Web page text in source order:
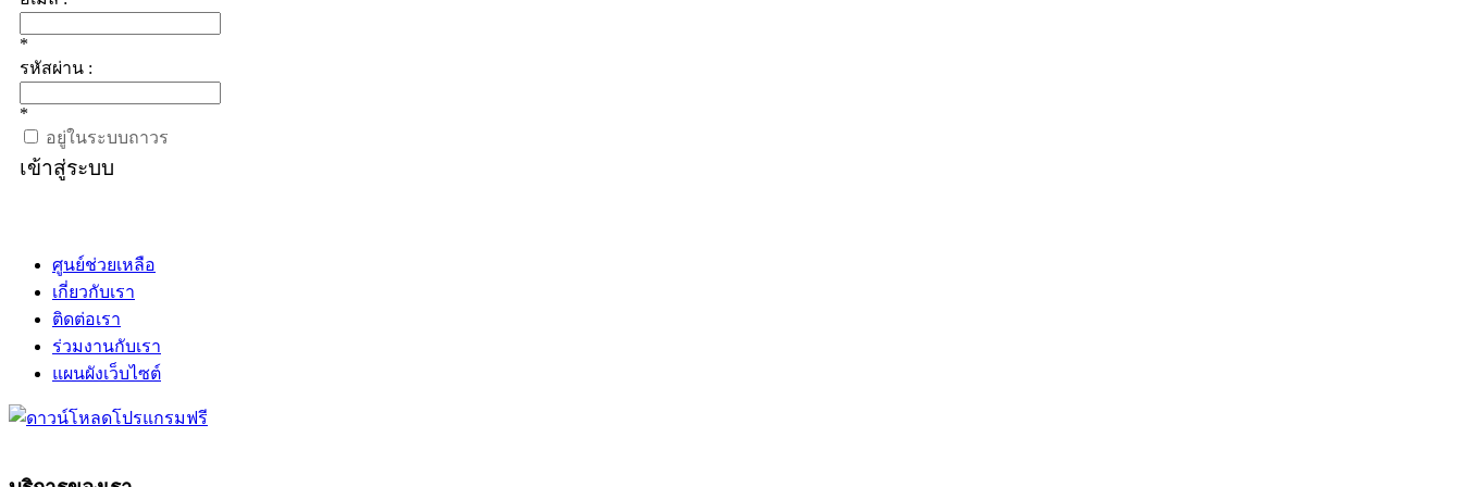
*
รหัสผ่าน :
*
อยู่ในระบบถาวร
เข้าสู่ระบบ
ศูนย์ช่วยเหลือ
เกี่ยวกับเรา
ติดต่อเรา
ร่วมงานกับเรา
แผนผังเว็บไซต์